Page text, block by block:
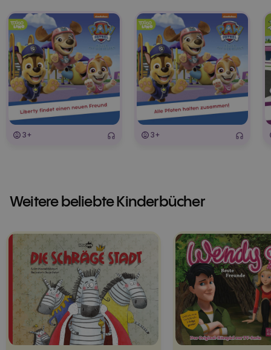
3+ 3+
Weitere beliebte Kinderbücher